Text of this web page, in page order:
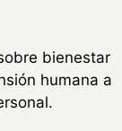
bienestar
humana a